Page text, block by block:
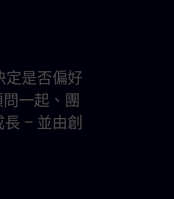
定是否偏好
一起、團
– 並由創